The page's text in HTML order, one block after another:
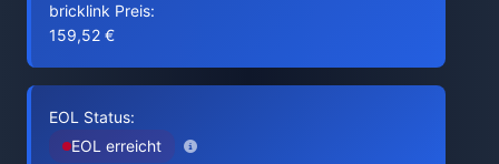
bricklink Preis:
159,52 €
EOL Status:
EOL erreicht